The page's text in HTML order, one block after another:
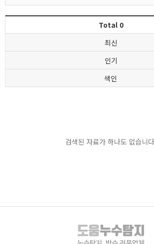
Total 0
최신
인기
색인
검색된 자료가 하나도 없습니